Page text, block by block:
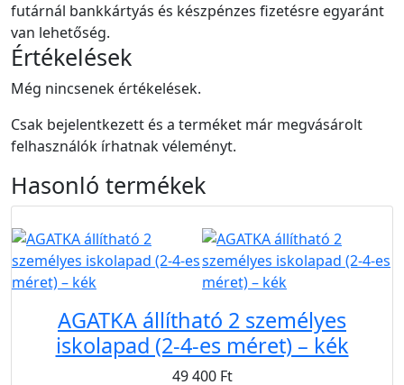
futárnál bankkártyás és készpénzes fizetésre egyaránt
van lehetőség.
Értékelések
Még nincsenek értékelések.
Csak bejelentkezett és a terméket már megvásárolt
felhasználók írhatnak véleményt.
Hasonló termékek
AGATKA állítható 2 személyes
iskolapad (2-4-es méret) – kék
49 400 Ft